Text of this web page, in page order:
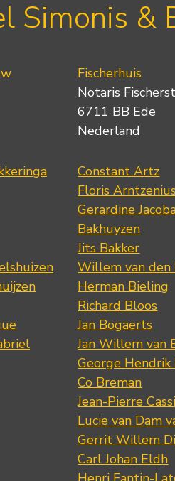
Simonis &
Fischerhuis
Notaris
6711 BB Ede
Nederland
Constant Artz
Floris Arntzenius
Gerardine
Bakhuyzen
Jits Bakker
Willem van den
Herman Bieling
Richard Bloos
Jan Bogaerts
Jan Willem van
George
Co Breman
Jean-Pierre
Lucie van Dam
Gerrit Willem
Carl Johan Eldh